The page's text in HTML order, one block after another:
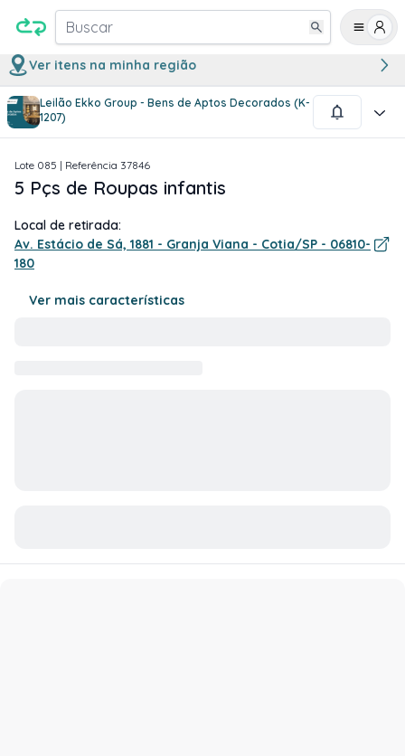
Buscar
Ver itens na minha região
Leilão Ekko Group - Bens de Aptos Decorados (K-
1207)
1/1
Lote 085 | Referência 37846
5 Pçs de Roupas infantis
Local de retirada:
Av. Estácio de Sá, 1881 - Granja Viana - Cotia/SP - 06810-
180
Ver mais características